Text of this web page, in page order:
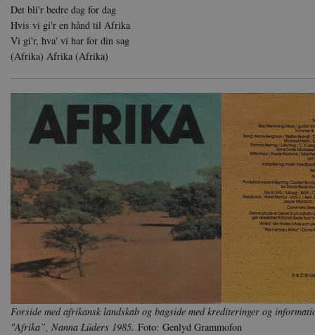
Det bli'r bedre dag for dag
Hvis vi gi'r en hånd til Afrika
Vi gi'r, hva' vi har for din sag
(Afrika) Afrika (Afrika)
Forside med afrikansk landskab og bagside med krediteringer og
"Afrika”, Nanna Lüders 1985. Foto: Genlyd Grammofon
JSESSIONID
CookieScriptConsent
XSRF-TOKEN
__cf_bm
Navn
Navn
Navn